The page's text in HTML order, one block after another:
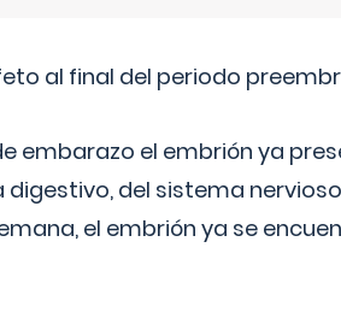
al final del periodo
embarazo el embrión ya
del sistema
el embrión ya se